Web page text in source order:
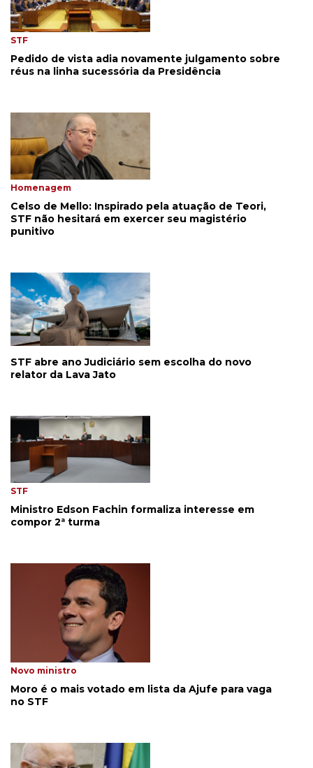
STF
Pedido de vista adia novamente julgamento sobre
réus na linha sucessória da Presidência
Homenagem
Celso de Mello: Inspirado pela atuação de Teori,
STF não hesitará em exercer seu magistério
punitivo
STF abre ano Judiciário sem escolha do novo
relator da Lava Jato
STF
Ministro Edson Fachin formaliza interesse em
compor 2ª turma
Novo ministro
Moro é o mais votado em lista da Ajufe para vaga
no STF